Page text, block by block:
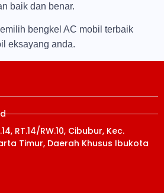
baik dan benar.
bengkel AC mobil terbaik
eksayang anda.
RT.14/RW.10, Cibubur, Kec.
Timur, Daerah Khusus Ibukota